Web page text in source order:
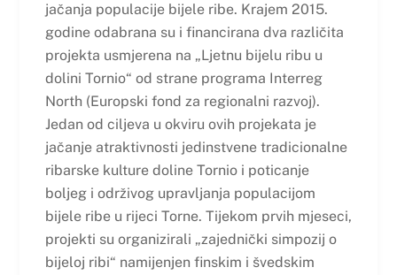
jačanja populacije bijele ribe. Krajem 2015.
godine odabrana su i financirana dva različita
projekta usmjerena na „Ljetnu bijelu ribu u
dolini Tornio“ od strane programa Interreg
North (Europski fond za regionalni razvoj).
Jedan od ciljeva u okviru ovih projekata je
jačanje atraktivnosti jedinstvene tradicionalne
ribarske kulture doline Tornio i poticanje
boljeg i održivog upravljanja populacijom
bijele ribe u rijeci Torne. Tijekom prvih mjeseci,
projekti su organizirali „zajednički simpozij o
bijeloj ribi“ namijenjen finskim i švedskim